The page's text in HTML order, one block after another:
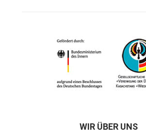
WIR ÜBER UNS